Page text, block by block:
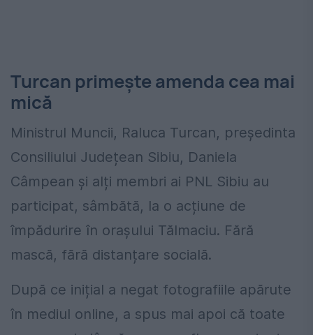
Turcan primește amenda cea mai
mică
Ministrul Muncii, Raluca Turcan, președinta
Consiliului Județean Sibiu, Daniela
Câmpean și alți membri ai PNL Sibiu au
participat, sâmbătă, la o acțiune de
împădurire în orașului Tălmaciu. Fără
mască, fără distanțare socială.
După ce inițial a negat fotografiile apărute
în mediul online, a spus mai apoi că toate